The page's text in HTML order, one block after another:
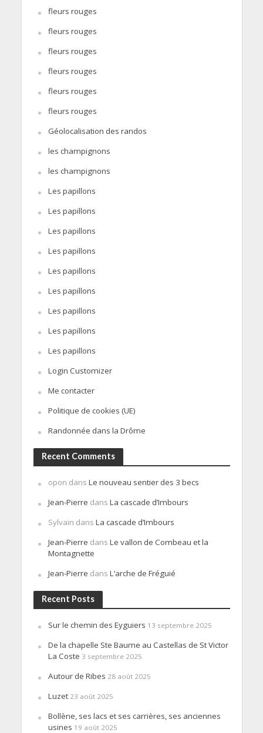
fleurs rouges
fleurs rouges
fleurs rouges
fleurs rouges
fleurs rouges
fleurs rouges
Géolocalisation des randos
les champignons
les champignons
Les papillons
Les papillons
Les papillons
Les papillons
Les papillons
Les papillons
Les papillons
Les papillons
Les papillons
Login Customizer
Me contacter
Politique de cookies (UE)
Randonnée dans la Drôme
Recent Comments
opon dans Le nouveau sentier des 3 becs
Jean-Pierre dans La cascade d’Imbours
Sylvain dans La cascade d’Imbours
Jean-Pierre dans Le vallon de Combeau et la
Montagnette
Jean-Pierre dans L’arche de Fréguié
Recent Posts
Sur le chemin des Eyguiers 13 septembre 2025
De la chapelle Ste Baume au Castellas de St Victor
La Coste 3 septembre 2025
Autour de Ribes 28 août 2025
Luzet 23 août 2025
Bollène, ses lacs et ses carrières, ses anciennes
usines 19 août 2025